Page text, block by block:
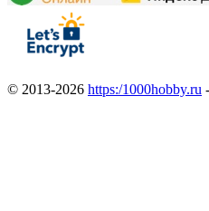
© 2013-2026 https:/1000hobby.ru